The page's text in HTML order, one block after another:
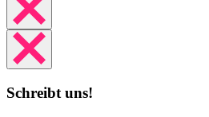
Schreibt uns!